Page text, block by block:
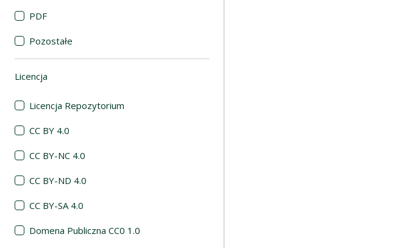
PDF
Pozostałe
Licencja
Licencja Repozytorium
CC BY 4.0
CC BY-NC 4.0
CC BY-ND 4.0
CC BY-SA 4.0
Domena Publiczna CC0 1.0